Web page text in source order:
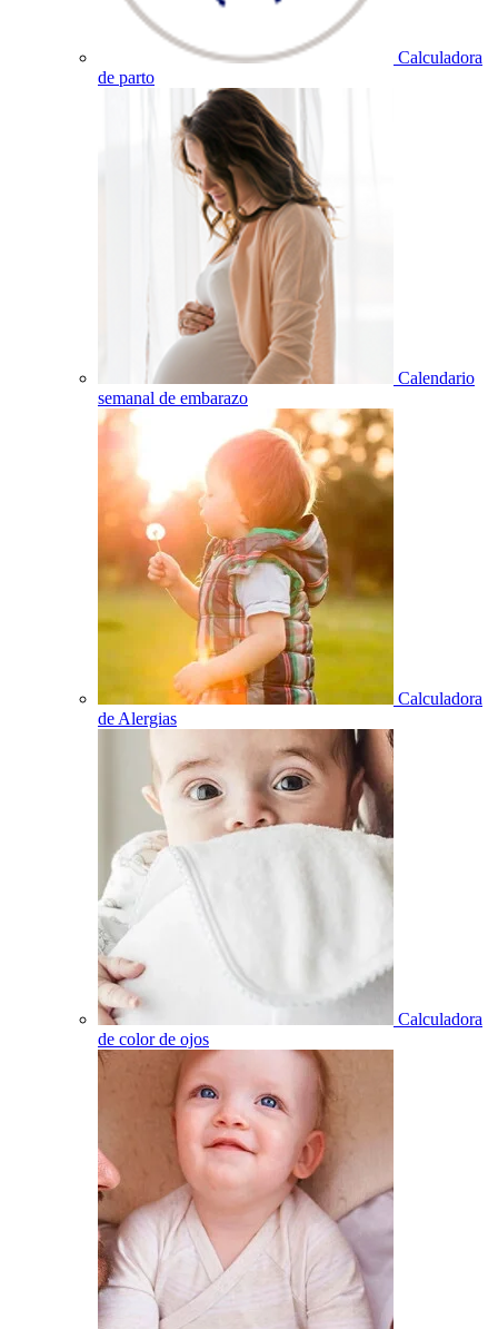
Calculadora
de parto
Calendario
semanal de embarazo
Calculadora
de Alergias
Calculadora
de color de ojos